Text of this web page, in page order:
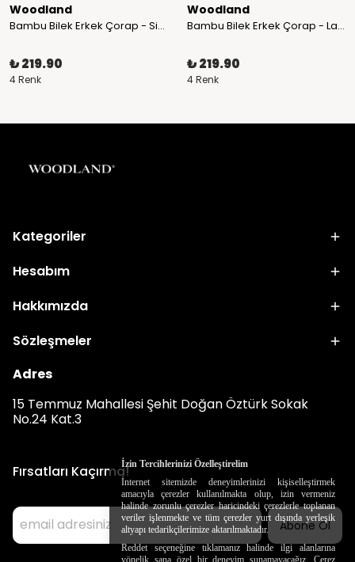
İzin Tercihlerinizi Özelleştirelim
İnternet sitemizde deneyimlerinizi kişiselleştirmek
amacıyla çerezler kullanılmakta olup, izin vermeniz
halinde zorunlu çerezler haricindeki çerezlerle toplanan
veriler işlenmekte ve tüm çerezler yurt dışında yerleşik
altyapı tedarikçilerimize aktarılmaktadır.
Reddet seçeneğine tıklamanız halinde ilgi alanlarına
yönelik sana özel bir deneyim sunamayacağız. Çerez
Woodland
Bambu Bilek Erkek Çorap - Siyah
₺ 219.90
4 Renk
Woodland
Bambu Bilek Erkek Çorap - Lacivert
₺ 219.90
4 Renk
Kategoriler
Hesabım
Hakkımızda
Sözleşmeler
Adres
15 Temmuz Mahallesi Şehit Doğan Öztürk Sokak
No.24 Kat.3
Fırsatları Kaçırma!
Abone Ol